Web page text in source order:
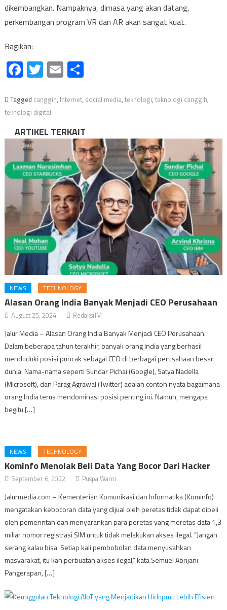
dikembangkan. Nampaknya, dimasa yang akan datang,
perkembangan program VR dan AR akan sangat kuat.
Bagikan:
Facebook
Twitter
EmailShare
Tagged canggih, Internet, social media, teknologi, teknologi canggih,
teknologi digital
ARTIKEL TERKAIT
NEWS TECHNOLOGY
Alasan Orang India Banyak Menjadi CEO Perusahaan
August 25, 2024 RedaksiJM
Jalur Media – Alasan Orang India Banyak Menjadi CEO Perusahaan.
Dalam beberapa tahun terakhir, banyak orang India yang berhasil
menduduki posisi puncak sebagai CEO di berbagai perusahaan besar
dunia. Nama-nama seperti Sundar Pichai (Google), Satya Nadella
(Microsoft), dan Parag Agrawal (Twitter) adalah contoh nyata bagaimana
orang India terus mendominasi posisi penting ini. Namun, mengapa
begitu […]
NEWS TECHNOLOGY
Kominfo Menolak Beli Data Yang Bocor Dari Hacker
September 6, 2022 Puspa Warni
Jalurmedia.com – Kementerian Komunikasi dan Informatika (Kominfo)
mengatakan kebocoran data yang dijual oleh peretas tidak dapat dibeli
oleh pemerintah dan menyarankan para peretas yang meretas data 1,3
miliar nomor registrasi SIM untuk tidak melakukan akses ilegal. “Jangan
serang kalau bisa. Setiap kali pembobolan data menyusahkan
masyarakat, itu kan perbuatan akses ilegal,” kata Semuel Abrijani
Pangerapan, […]